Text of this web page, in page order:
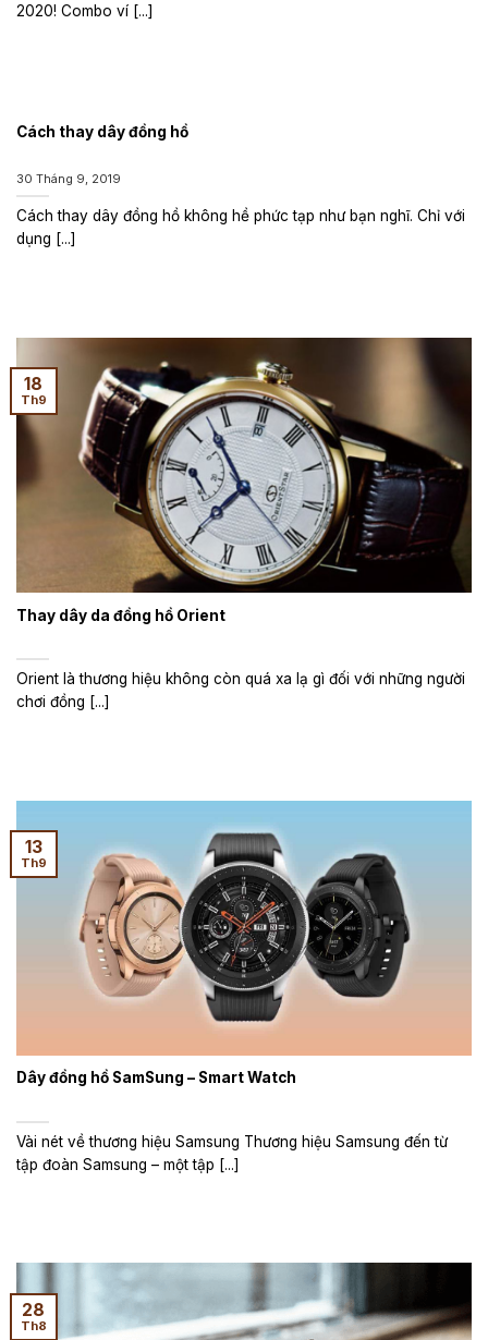
2020! Combo ví [...]
Cách thay dây đồng hồ
30 Tháng 9, 2019
Cách thay dây đồng hồ không hề phức tạp như bạn nghĩ. Chỉ với
dụng [...]
Thay dây da đồng hồ Orient
Orient là thương hiệu không còn quá xa lạ gì đối với những người
chơi đồng [...]
18
Th9
Dây đồng hồ SamSung – Smart Watch
Vài nét về thương hiệu Samsung Thương hiệu Samsung đến từ
tập đoàn Samsung – một tập [...]
13
Th9
28
Th8